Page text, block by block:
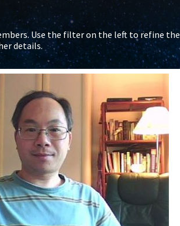
Use the filter on the left to refine the
details.